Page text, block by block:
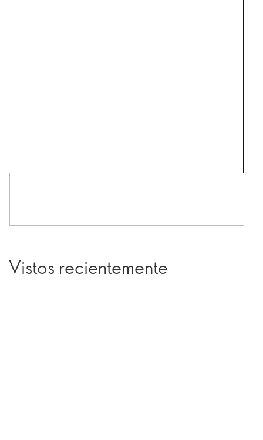
Vistos recientemente